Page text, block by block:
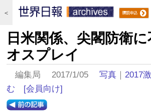
＜
日米関係、尖閣防衛
オスプレイ
編集局 2017/1/05写真 ｜2017
む
[会員向け]